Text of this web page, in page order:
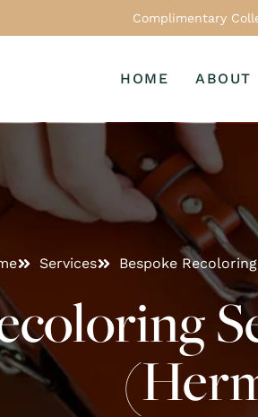
Complimentary
HOME ABOUT
Services Bespoke